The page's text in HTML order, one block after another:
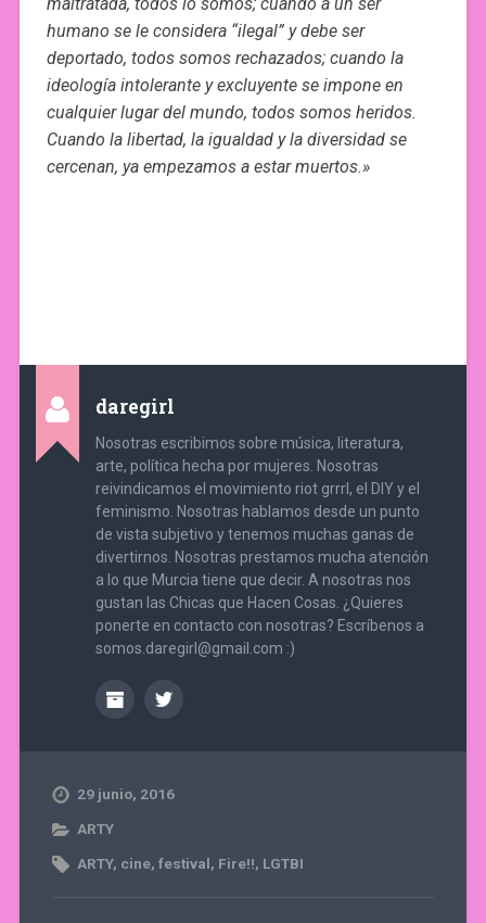
humano se le considera “ilegal” y debe ser
deportado, todos somos rechazados; cuando la
ideología intolerante y excluyente se impone en
cualquier lugar del mundo, todos somos heridos.
Cuando la libertad, la igualdad y la diversidad se
cercenan, ya empezamos a estar muertos.»
daregirl
Nosotras escribimos sobre música, literatura,
arte, política hecha por mujeres. Nosotras
reivindicamos el movimiento riot grrrl, el DIY y el
feminismo. Nosotras hablamos desde un punto
de vista subjetivo y tenemos muchas ganas de
divertirnos. Nosotras prestamos mucha atención
a lo que Murcia tiene que decir. A nosotras nos
gustan las Chicas que Hacen Cosas. ¿Quieres
ponerte en contacto con nosotras? Escríbenos a
somos.daregirl@gmail.com :)
29 junio, 2016
ARTY
ARTY, cine, festival, Fire!!, LGTBI